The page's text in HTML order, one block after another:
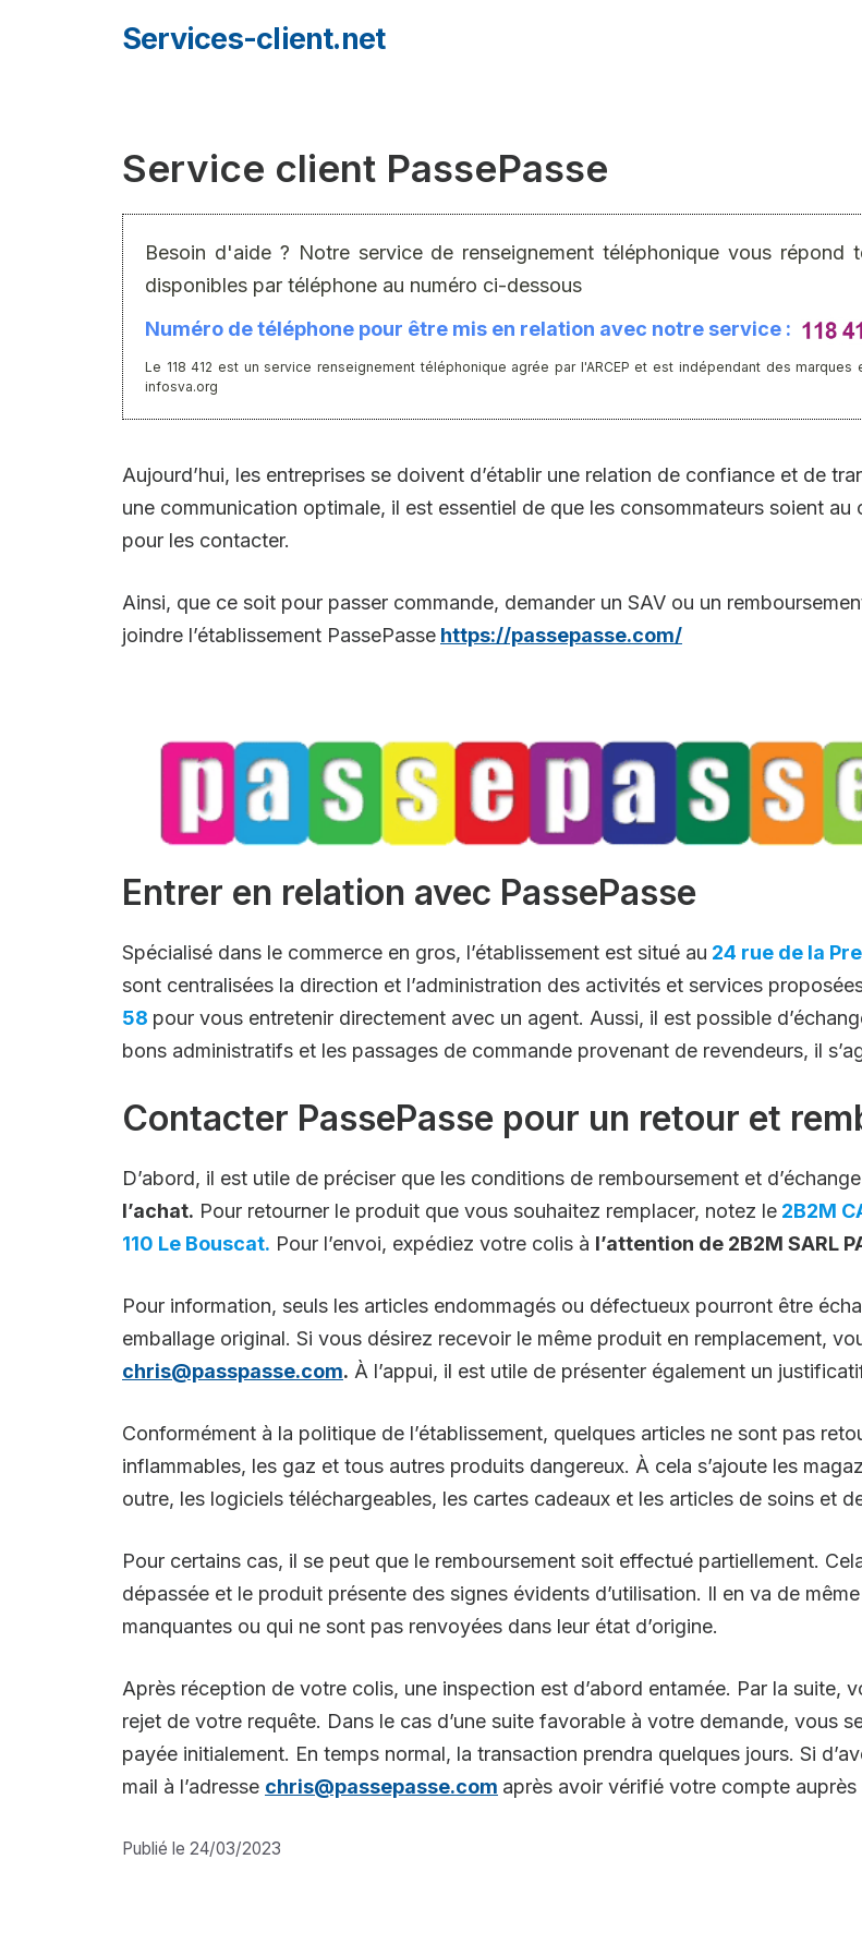
Services-client.net
Service client PassePasse
Besoin d'aide ? Notre service de renseignement téléphonique vous
disponibles par téléphone au numéro ci-dessous
Numéro de téléphone pour être mis en relation avec notre service :
Le 118 412 est un service renseignement téléphonique agrée par l'ARCEP et est indépendant des
infosva.org
Aujourd’hui, les entreprises se doivent d’établir une relation de confiance et de
une communication optimale, il est essentiel de que les consommateurs soient
pour les contacter.
Ainsi, que ce soit pour passer commande, demander un SAV ou un
joindre l’établissement PassePasse https://passepasse.com/
Entrer en relation avec PassePasse
Spécialisé dans le commerce en gros, l’établissement est situé au 24 rue de la
sont centralisées la direction et l’administration des activités et services
58 pour vous entretenir directement avec un agent. Aussi, il est possible
bons administratifs et les passages de commande provenant de revendeurs, il
Contacter PassePasse pour un retour et
D’abord, il est utile de préciser que les conditions de remboursement et
l’achat. Pour retourner le produit que vous souhaitez remplacer, notez le 2B2M
110 Le Bouscat. Pour l’envoi, expédiez votre colis à l’attention de 2B2M SARL
Pour information, seuls les articles endommagés ou défectueux pourront être
emballage original. Si vous désirez recevoir le même produit en remplacement,
chris@passpasse.com. À l’appui, il est utile de présenter également un
Conformément à la politique de l’établissement, quelques articles ne sont pas
inflammables, les gaz et tous autres produits dangereux. À cela s’ajoute les
outre, les logiciels téléchargeables, les cartes cadeaux et les articles de soins et
Pour certains cas, il se peut que le remboursement soit effectué partiellement.
dépassée et le produit présente des signes évidents d’utilisation. Il en va de
manquantes ou qui ne sont pas renvoyées dans leur état d’origine.
Après réception de votre colis, une inspection est d’abord entamée. Par la suite,
rejet de votre requête. Dans le cas d’une suite favorable à votre demande, vous
payée initialement. En temps normal, la transaction prendra quelques jours. Si
mail à l’adresse chris@passepasse.com après avoir vérifié votre compte auprès
Publié le 24/03/2023